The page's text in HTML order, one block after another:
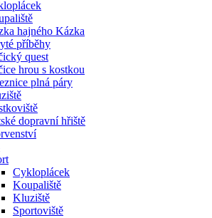
hajného Kázka
příběhy
quest
hrou s kostkou
plná páry
dopravní hřiště
Cykloplácek
Koupaliště
Kluziště
Sportoviště